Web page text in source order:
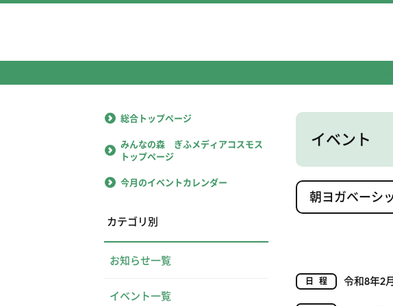
イベント
朝ヨガベーシ
日程 令和8年2
総合トップページ
みんなの森 ぎふメディアコスモス
トップページ
今月のイベントカレンダー
カテゴリ別
お知らせ一覧
イベント一覧